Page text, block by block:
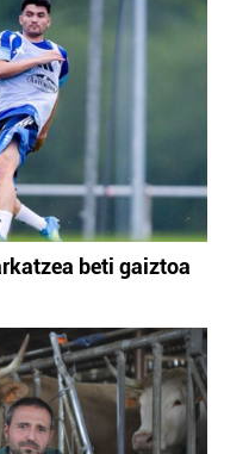
beti gaiztoa